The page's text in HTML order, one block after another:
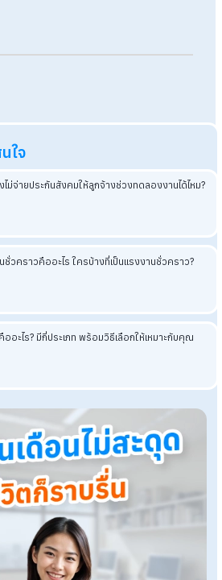
วโมงทำงานปกติ (เพราะได้ค่าจ้างในวันหยุ
ายวันจะได้ 2 เท่าของชั่วโมงทำงานปกติใน
Rateควรคำนวณบ่อยแค่ไหน?
รายเดือนเพื่อดูแนวโน้มความเคลื่อนไหวของ
รวมเป็นรายปีเพื่อนำไปวางแผนกลยุทธ์การ
Retention)
งาน
เมื่อนายจ้างรับลูกจ้างเข้าทำงานแล้ว มีหน้า
ภายใน 30 วัน ไม่ว่าพนักงานจะอยู่ในช่วงทด
เพิ่มเติม
งรู้อะไรบ้าง?รวมทุกเรื่องเกี่ยวกับงานบุคคล
านรายวัน HR ต้องคำนวณอย่างไร?
วันทดลองงานพนักงานด้วย Excel
าด ลา มาสาย คู่มือคำนวณสำหรับ HR มือใหม่
นวณโบนัสพนักงาน ใส่สูตรให้ครบนำไปใช้ได้